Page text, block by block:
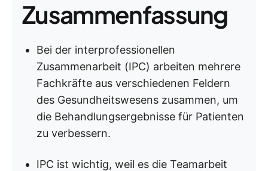
Zusammenfassung
Bei der interprofessionellen
Zusammenarbeit (IPC) arbeiten mehrere
Fachkräfte aus verschiedenen Feldern
des Gesundheitswesens zusammen, um
die Behandlungsergebnisse für Patienten
zu verbessern.
IPC ist wichtig, weil es die Teamarbeit